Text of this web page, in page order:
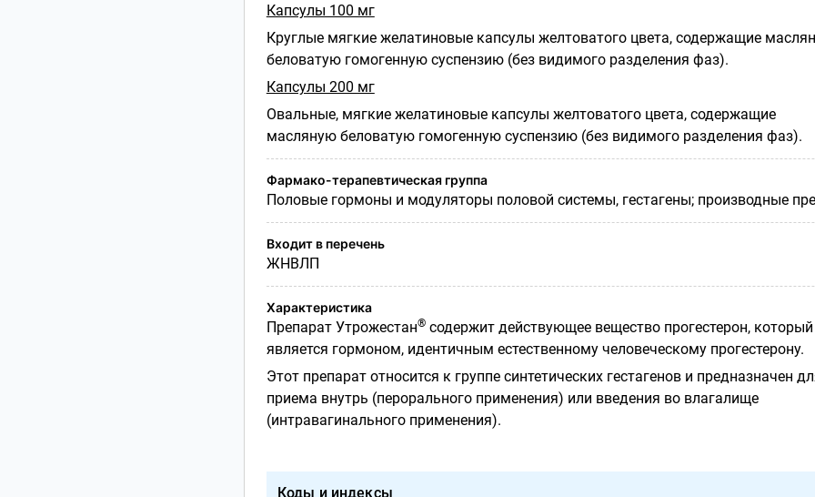
Капсулы 100 мг
Круглые мягкие желатиновые капсулы желтоватого цвета, содержащие
беловатую гомогенную суспензию (без видимого разделения фаз).
Капсулы 200 мг
Овальные, мягкие желатиновые капсулы желтоватого цвета, содержащие
масляную беловатую гомогенную суспензию (без видимого разделения фаз).
Фармако-терапевтическая группа
Половые гормоны и модуляторы половой системы, гестагены; производные
Входит в перечень
ЖНВЛП
Характеристика
Препарат Утрожестан®содержит действующее вещество прогестерон, который
является гормоном, идентичным естественному человеческому прогестерону.
Этот препарат относится к группе синтетических гестагенов и предназначен
приема внутрь (перорального применения) или введения во влагалище
(интравагинального применения).
Коды и индексы